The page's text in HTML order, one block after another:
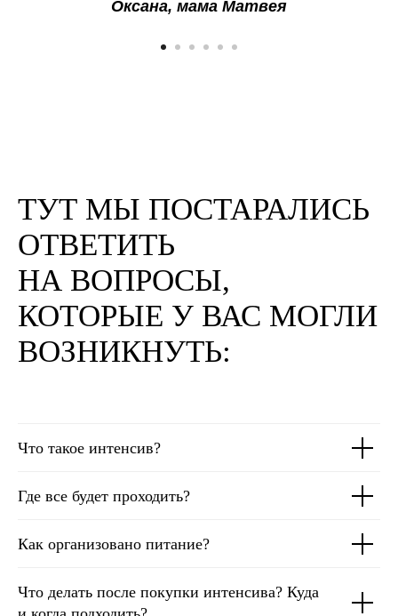
Оксана, мама Матвея
ТУТ МЫ ПОСТАРАЛИСЬ
ОТВЕТИТЬ
НА ВОПРОСЫ,
КОТОРЫЕ У ВАС МОГЛИ
ВОЗНИКНУТЬ:
Что такое интенсив?
Где все будет проходить?
Как организовано питание?
Что делать после покупки интенсива? Куда